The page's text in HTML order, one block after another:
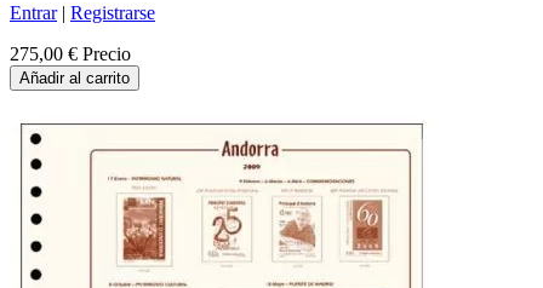
Entrar| Registrarse
275,00 € Precio
Añadir al carrito